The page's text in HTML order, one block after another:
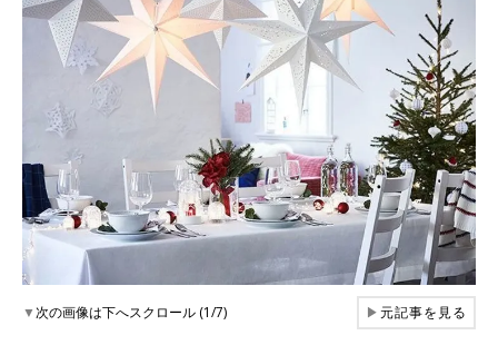
▼次の画像は下へスクロール (1/7) ▶元記事を見る